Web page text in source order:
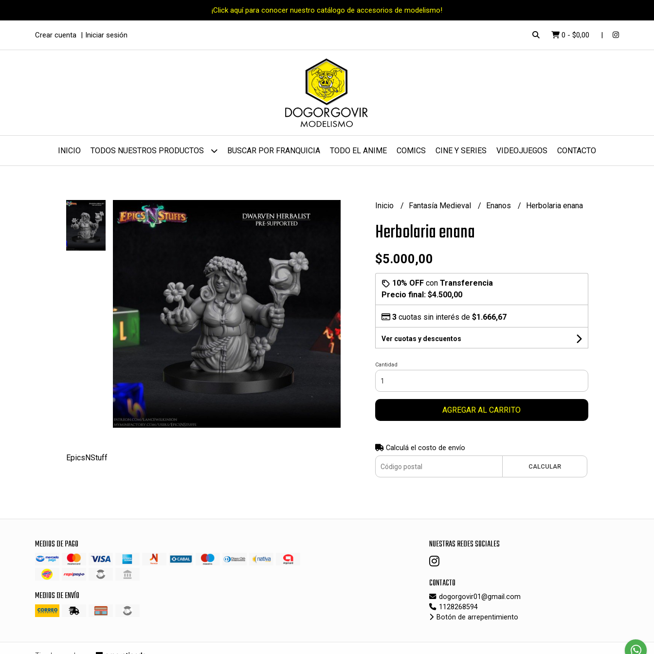
¡Click aquí para conocer nuestro catálogo de accesorios de modelismo!
Crear cuenta Iniciar sesión 0 - $0,00
INICIO TODOS NUESTROS PRODUCTOS BUSCAR POR FRANQUICIA TODO EL ANIME COMICS CINE Y SERIES VIDEOJUEGOS CONTACTO
EpicsNStuff
Inicio Fantasía Medieval Enanos Herbolaria enana
Herbolaria enana
$5.000,00
10% OFFcon Transferencia
Precio final: $4.500,00
3cuotas sin interés de $1.666,67
Ver cuotas y descuentos
Cantidad
AGREGAR AL CARRITO
Calculá el costo de envío
CALCULAR
MEDIOS DE PAGO
MEDIOS DE ENVÍO
NUESTRAS REDES SOCIALES
CONTACTO
dogorgovir01@gmail.com
1128268594
Botón de arrepentimiento